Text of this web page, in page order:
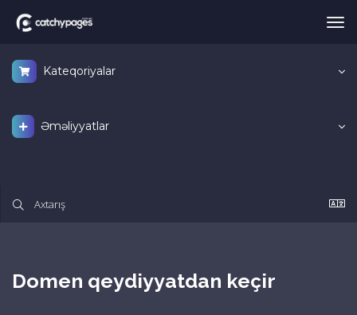
Kateqoriyalar
Əməliyyatlar
Domen qeydiyyatdan keçir